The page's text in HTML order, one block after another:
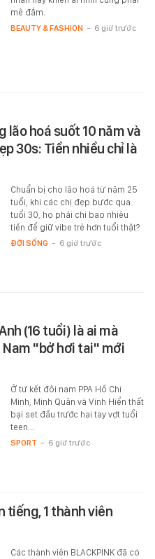
mê đắm.
BEAUTY & FASHION - 6 giờ trước
lão hoá suốt 10 năm và
30s: Tiền nhiều chỉ là
Chuẩn bị cho lão hoá từ năm 25
tuổi, khi các chị đẹp bước qua
tuổi 30, họ phải chi bao nhiêu
tiền để giữ vibe trẻ hơn tuổi thật?
ĐỜI SỐNG - 6 giờ trước
(16 tuổi) là ai mà
Nam "bở hơi tai" mới
Ở tứ kết đôi nam PPA Hồ Chí
Minh, Minh Quân và Vinh Hiển thất
bại set đầu trước hai tay vợt tuổi
teen...
SPORT - 6 giờ trước
tiếng, 1 thành viên
Các thành viên BLACKPINK đã có